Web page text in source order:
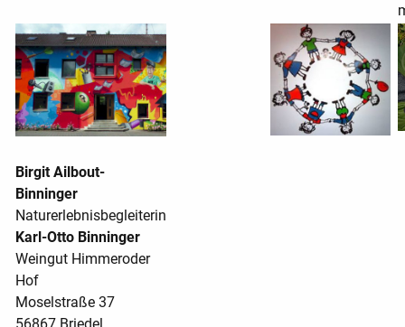
Birgit Ailbout-
Binninger
Naturerlebnisbegleiterin
Karl-Otto Binninger
Weingut Himmeroder
Hof
Moselstraße 37